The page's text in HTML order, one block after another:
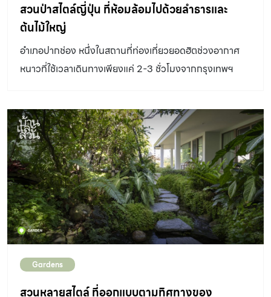
สวนป่าสไตล์ญี่ปุ่น ที่ห้อมล้อมไปด้วยลำธารและ
ต้นไม้ใหญ่
อำเภอปากช่อง หนึ่งในสถานที่ท่องเที่ยวยอดฮิตช่วงอากาศ
หนาวที่ใช้เวลาเดินทางเพียงแค่ 2-3 ชั่วโมงจากกรุงเทพฯ
และคาเฟ่ก็มีให้เลือกหลายรูปแบบหลากสไตล์ รวมถึง สวนป่า
สไตล์ญี่ปุ่น ด้วยเช่นกัน ซึ่ง บ้านและสวน จะพาคุณไปรู้จักกับ
อีกหนึ่งคาเฟ่ที่มีเนื้อที่กว่า 4 ไร่ ในบรรยากาศแสนรื่นรมย์
ท่ามกลาง สวนป่าสไตล์ญี่ปุ่น ที่ห้อมล้อมไปด้วยลำธารและ
ต้นไม้ใหญ่ สถานที่ที่ไม่ว่าคุณจะอยู่มุมไหนก็จะได้รับสัมผัสโอบ
กอดจากธรรมชาติที่แสนอบอุ่น กับที่นี่ “รำไพเพ็ญศรี
(Rumpai Pensri Haus)” สวนและคาเฟ่สไตล์ญี่ปุ่นที่ถอด
แบบมาจากประเทศญี่ปุ่น “เริ่มต้นที่เจ้าของอยากให้พื้นที่นี้เป็น
พื้นที่ ชอบไปเที่ยวที่ญี่ปุ่นและรักความเป็นญี่ปุ่นมาก ๆ ผมจึง
เกิดอินสไปร์เรชั่นอยากจำลองบรรยากาศของญี่ปุ่นมาไว้ที่นี่
Gardens
สวนหลายสไตล์ ที่ออกแบบตามทิศทางของ